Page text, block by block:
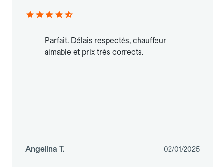
Parfait. Délais respectés, chauffeur
aimable et prix très corrects.
Angelina T. 02/01/2025